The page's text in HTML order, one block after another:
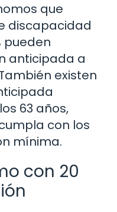
que
discapacidad
pueden
anticipada a
existen
63 años,
con los
mínima.
con 20